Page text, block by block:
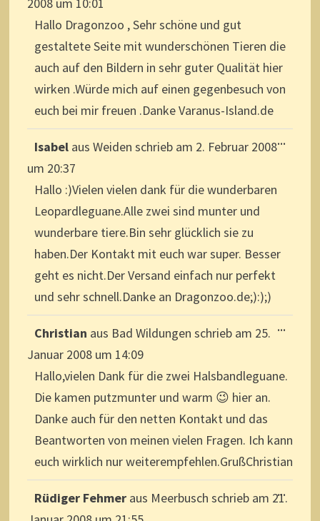
Hallo Dragonzoo , Sehr schöne und gut
gestaltete Seite mit wunderschönen Tieren die
auch auf den Bildern in sehr guter Qualität hier
wirken .Würde mich auf einen gegenbesuch von
euch bei mir freuen .Danke Varanus-Island.de
Isabel aus Weiden schrieb am 2. Februar 2008
um 20:37
Hallo :)Vielen vielen dank für die wunderbaren
Leopardleguane.Alle zwei sind munter und
wunderbare tiere.Bin sehr glücklich sie zu
haben.Der Kontakt mit euch war super. Besser
geht es nicht.Der Versand einfach nur perfekt
und sehr schnell.Danke an Dragonzoo.de;):);)
...
Christian aus Bad Wildungen schrieb am 25.
Januar 2008 um 14:09
Hallo,vielen Dank für die zwei Halsbandleguane.
Die kamen putzmunter und warm 😉 hier an.
Danke auch für den netten Kontakt und das
Beantworten von meinen vielen Fragen. Ich kann
euch wirklich nur weiterempfehlen.GrußChristian
...
Rüdiger Fehmer aus Meerbusch schrieb am 21.
...